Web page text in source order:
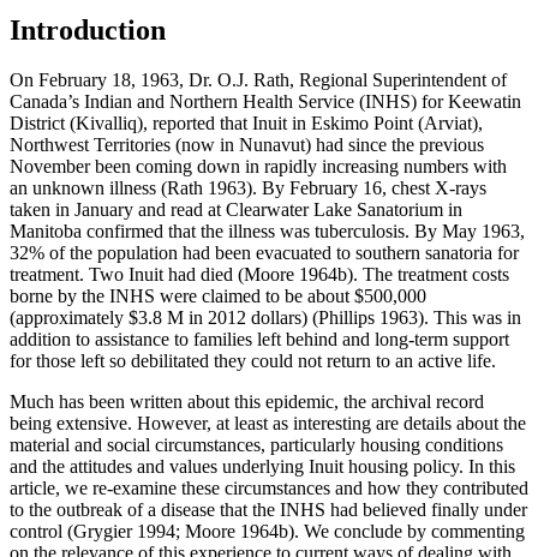
Introduction
On February 18, 1963, Dr. O.J. Rath, Regional Superintendent of
Canada’s Indian and Northern Health Service (INHS) for Keewatin
District (Kivalliq), reported that Inuit in Eskimo Point (Arviat),
Northwest Territories (now in Nunavut) had since the previous
November been coming down in rapidly increasing numbers with
an unknown illness (Rath 1963). By February 16, chest X-rays
taken in January and read at Clearwater Lake Sanatorium in
Manitoba confirmed that the illness was tuberculosis. By May 1963,
32% of the population had been evacuated to southern sanatoria for
treatment. Two Inuit had died (Moore 1964b). The treatment costs
borne by the INHS were claimed to be about $500,000
(approximately $3.8 M in 2012 dollars) (Phillips 1963). This was in
addition to assistance to families left behind and long-term support
for those left so debilitated they could not return to an active life.
Much has been written about this epidemic, the archival record
being extensive. However, at least as interesting are details about the
material and social circumstances, particularly housing conditions
and the attitudes and values underlying Inuit housing policy. In this
article, we re-examine these circumstances and how they contributed
to the outbreak of a disease that the INHS had believed finally under
control (Grygier 1994; Moore 1964b). We conclude by commenting